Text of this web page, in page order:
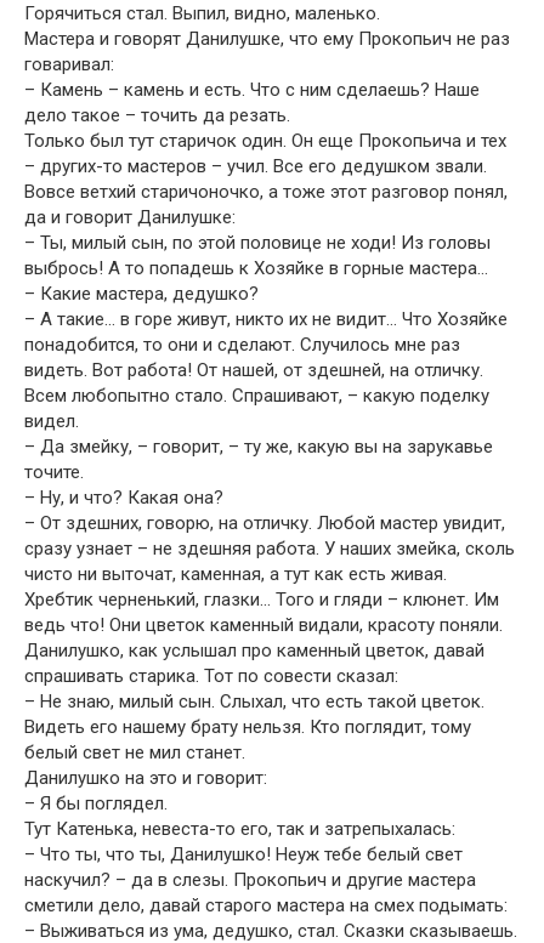
Горячиться стал. Выпил, видно, маленько.
Мастера и говорят Данилушке, что ему Прокопьич не раз
говаривал:
– Камень – камень и есть. Что с ним сделаешь? Наше
дело такое – точить да резать.
Только был тут старичок один. Он еще Прокопьича и тех
– других-то мастеров – учил. Все его дедушком звали.
Вовсе ветхий старичоночко, а тоже этот разговор понял,
да и говорит Данилушке:
– Ты, милый сын, по этой половице не ходи! Из головы
выбрось! А то попадешь к Хозяйке в горные мастера…
– Какие мастера, дедушко?
– А такие… в горе живут, никто их не видит… Что Хозяйке
понадобится, то они и сделают. Случилось мне раз
видеть. Вот работа! От нашей, от здешней, на отличку.
Всем любопытно стало. Спрашивают, – какую поделку
видел.
– Да змейку, – говорит, – ту же, какую вы на зарукавье
точите.
– Ну, и что? Какая она?
– От здешних, говорю, на отличку. Любой мастер увидит,
сразу узнает – не здешняя работа. У наших змейка, сколь
чисто ни выточат, каменная, а тут как есть живая.
Хребтик черненький, глазки… Того и гляди – клюнет. Им
ведь что! Они цветок каменный видали, красоту поняли.
Данилушко, как услышал про каменный цветок, давай
спрашивать старика. Тот по совести сказал:
– Не знаю, милый сын. Слыхал, что есть такой цветок.
Видеть его нашему брату нельзя. Кто поглядит, тому
белый свет не мил станет.
Данилушко на это и говорит:
– Я бы поглядел.
Тут Катенька, невеста-то его, так и затрепыхалась:
– Что ты, что ты, Данилушко! Неуж тебе белый свет
наскучил? – да в слезы. Прокопьич и другие мастера
сметили дело, давай старого мастера на смех подымать:
– Выживаться из ума, дедушко, стал. Сказки сказываешь.